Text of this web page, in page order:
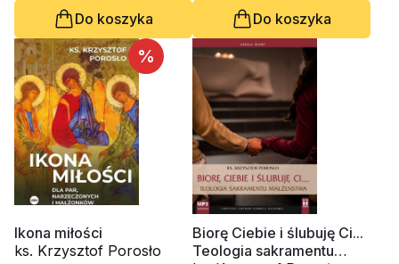
Do koszyka
Do koszyka
%
Ikona miłości
ks. Krzysztof Porosło
Biorę Ciebie i ślubuję Ci...
Teologia sakramentu